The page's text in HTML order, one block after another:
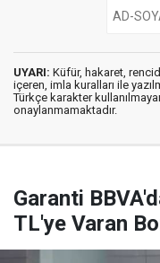
UYARI: Küfür, hakaret,
içeren, imla kuralları ile
Türkçe karakter
onaylanmamaktadır.
Garanti
TL'ye Varan